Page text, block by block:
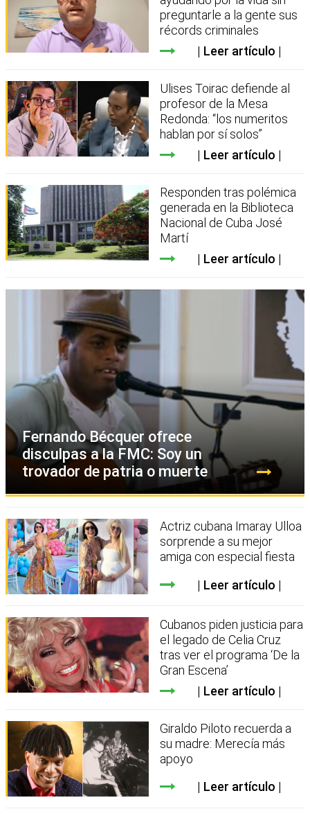
preguntarle a la gente sus
récords criminales
Leer artículo
Ulises Toirac defiende al
profesor de la Mesa
Redonda: “los numeritos
hablan por sí solos”
Leer artículo
Responden tras polémica
generada en la Biblioteca
Nacional de Cuba José
Martí
Leer artículo
Fernando Bécquer ofrece
disculpas a la FMC: Soy un
trovador de patria o muerte
Actriz cubana Imaray Ulloa
sorprende a su mejor
amiga con especial fiesta
Leer artículo
Cubanos piden justicia para
el legado de Celia Cruz
tras ver el programa ‘De la
Gran Escena’
Leer artículo
Giraldo Piloto recuerda a
su madre: Merecía más
apoyo
Leer artículo